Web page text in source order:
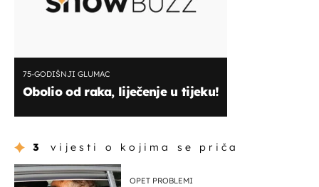
75-GODIŠNJI GLUMAC
Obolio od raka, liječenje u tijeku!
3 vijesti o kojima se priča
OPET PROBLEMI